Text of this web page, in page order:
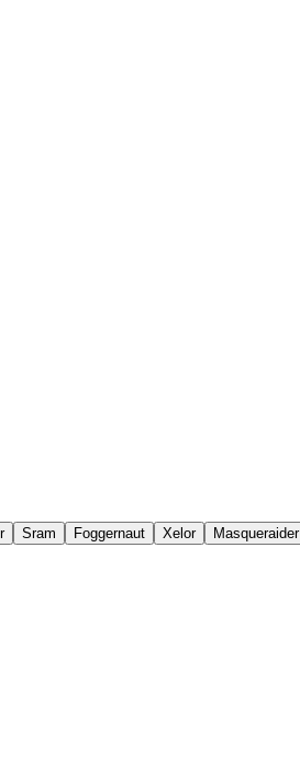
Sram Foggernaut Xelor
Masqueraider